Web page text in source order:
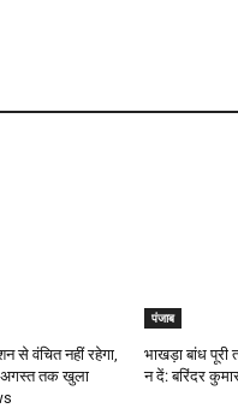
से वंचित नहीं रहेगा,
अगस्त तक खुला
पंजाब
भाखड़ा बांध पूरी
न दें: बरिंदर